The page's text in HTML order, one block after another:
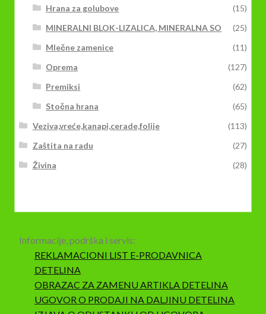
Hrana za golubove
(15)
MINERALNI BLOK-LIZALICA, MINERALNA SO
(25)
Mlečne zamenice
(11)
Oprema
(127)
Premiksi
(62)
Stočna hrana
(65)
Veziva,vreće,kanapi,cerade,folije
(113)
Zaštita na radu
(27)
Živina
(28)
Informacije, podrška i servis:
REKLAMACIONI LIST E-PRODAVNICA
DETELINA
OBRAZAC ZA ZAMENU ARTIKLA DETELINA
UGOVOR O PRODAJI NA DALJINU DETELINA